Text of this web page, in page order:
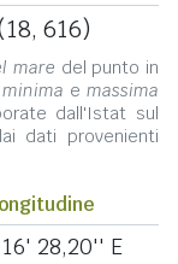
616)
mare del punto in
minima e massima
dall'Istat sul
dati provenienti
16' 28,20'' E